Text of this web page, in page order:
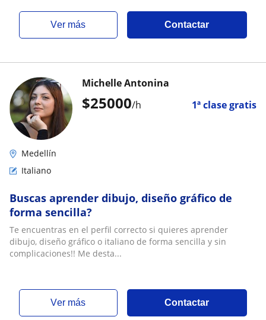
ver más Contactar
$25000/h 1ª clase gratis
Michelle Antonina
Medellín
Italiano
Buscas aprender dibujo, diseño gráfico de
forma sencilla?
Te encuentras en el perfil correcto si quieres aprender
dibujo, diseño gráfico o italiano de forma sencilla y sin
complicaciones!! Me desta...
ver más Contactar